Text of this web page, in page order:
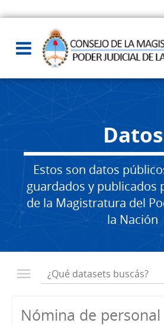
Datos
Estos son datos
guardados y publicados
de la Magistratura del
la Nación
Nómina de personal